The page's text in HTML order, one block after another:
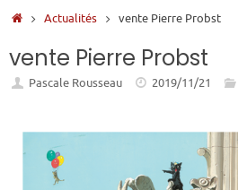
Accueil
Actualités vente Pierre Probst
vente Pierre Probst
Pascale Rousseau 2019/11/21